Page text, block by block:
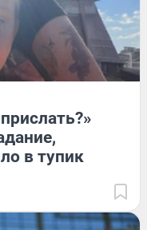
в тупик